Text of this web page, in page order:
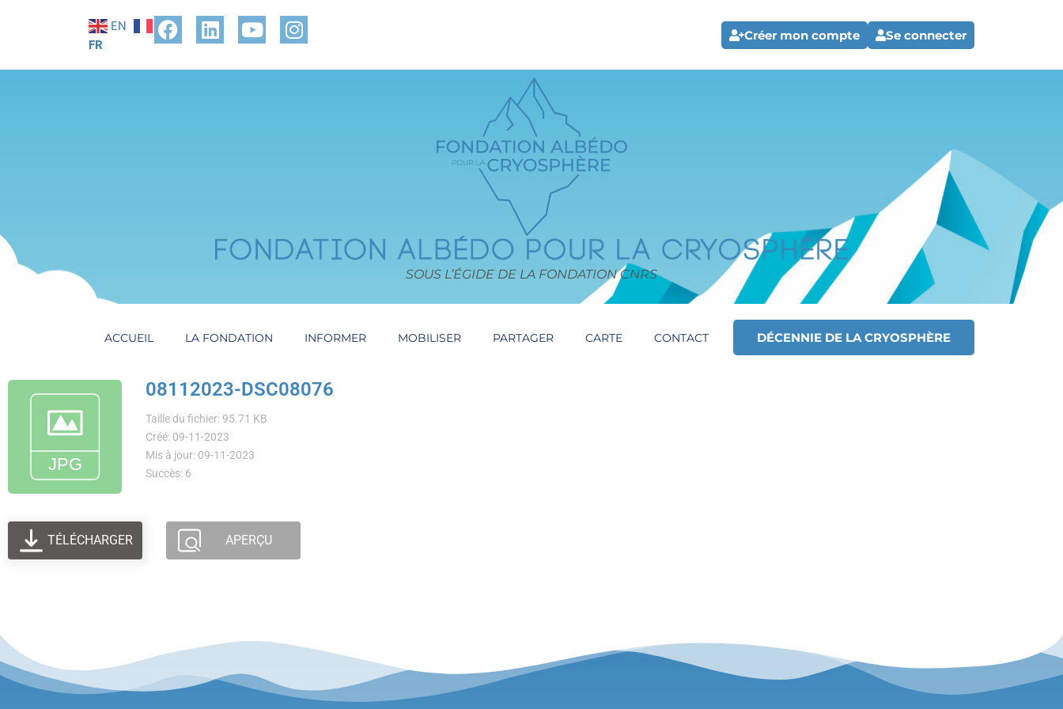
EN
FR
Créer mon compte Se connecter
SOUS L’ÉGIDE DE LA FONDATION CNRS
ACCUEIL LA FONDATION INFORMER MOBILISER PARTAGER CARTE CONTACT DÉCENNIE DE LA CRYOSPHÈRE
08112023-DSC08076
Taille du fichier: 95.71 KB
Créé: 09-11-2023
Mis à jour: 09-11-2023
Succès: 6
TÉLÉCHARGER APERÇU